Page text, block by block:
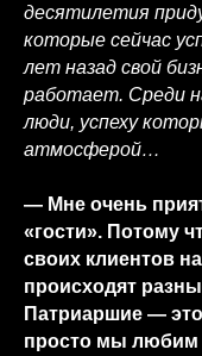
десятилетия
которые сейчас
лет назад свой
работает. Среди
люди, успеху
атмосферой…
— Мне очень
«гости». Потому
своих клиентов
происходят
Патриаршие —
просто мы любим